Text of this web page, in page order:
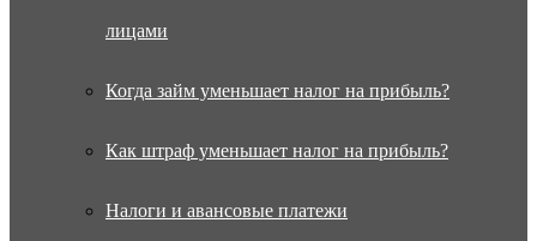
лицами
Когда займ уменьшает налог на прибыль?
Как штраф уменьшает налог на прибыль?
Налоги и авансовые платежи